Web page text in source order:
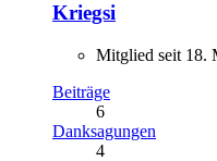
Kriegsi
Mitglied seit 18.
Beiträge
6
Danksagungen
4